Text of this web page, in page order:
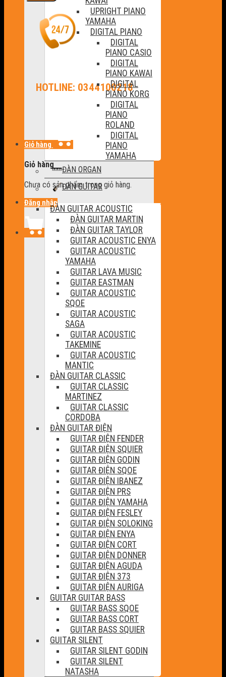
HOTLINE: 0344100218
Giỏ hàng
Giỏ hàng
Chưa có sản phẩm trong giỏ hàng.
Đăng nhập
UPRIGHT PIANO
YAMAHA
DIGITAL PIANO
DIGITAL
PIANO CASIO
DIGITAL
PIANO KAWAI
DIGITAL
PIANO KORG
DIGITAL
PIANO
ROLAND
DIGITAL
PIANO
YAMAHA
ĐÀN ORGAN
ĐÀN GUITAR
ĐÀN GUITAR ACOUSTIC
ĐÀN GUITAR MARTIN
ĐÀN GUITAR TAYLOR
GUITAR ACOUSTIC ENYA
GUITAR ACOUSTIC
YAMAHA
GUITAR LAVA MUSIC
GUITAR EASTMAN
GUITAR ACOUSTIC
SQOE
GUITAR ACOUSTIC
SAGA
GUITAR ACOUSTIC
TAKEMINE
GUITAR ACOUSTIC
MANTIC
ĐÀN GUITAR CLASSIC
GUITAR CLASSIC
MARTINEZ
GUITAR CLASSIC
CORDOBA
ĐÀN GUITAR ĐIỆN
GUITAR ĐIỆN FENDER
GUITAR ĐIỆN SQUIER
GUITAR ĐIỆN GODIN
GUITAR ĐIỆN SQOE
GUITAR ĐIỆN IBANEZ
GUITAR ĐIỆN PRS
GUITAR ĐIỆN YAMAHA
GUITAR ĐIỆN FESLEY
GUITAR ĐIỆN SOLOKING
GUITAR ĐIỆN ENYA
GUITAR ĐIỆN CORT
GUITAR ĐIỆN DONNER
GUITAR ĐIỆN AGUDA
GUITAR ĐIỆN 373
GUITAR ĐIỆN AURIGA
GUITAR GUITAR BASS
GUITAR BASS SQOE
GUITAR BASS CORT
GUITAR BASS SQUIER
GUITAR SILENT
GUITAR SILENT GODIN
GUITAR SILENT
NATASHA